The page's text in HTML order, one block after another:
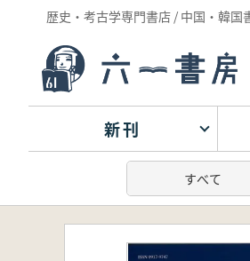
歴史・考古学専門書店 / 中国・韓国
新刊